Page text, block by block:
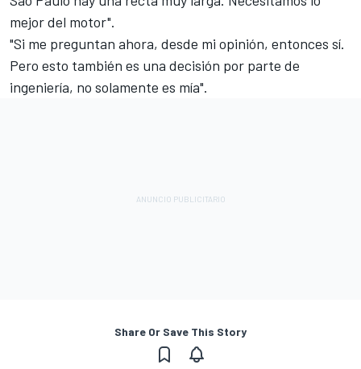
mejor del motor".
"Si me preguntan ahora, desde mi opinión, entonces sí.
Pero esto también es una decisión por parte de
ingeniería, no solamente es mía".
Share Or Save This Story